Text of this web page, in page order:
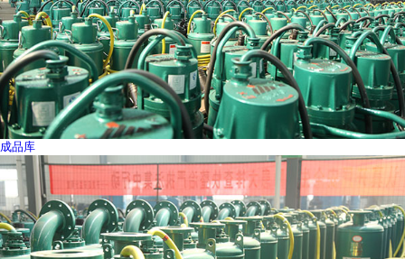
荣誉资质
公司实景
公司动态
产品服务
联系我们
成品库